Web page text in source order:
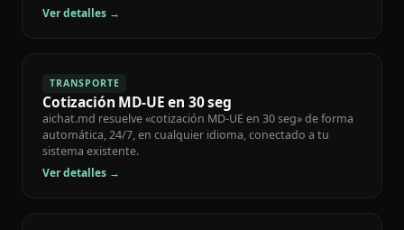
Ver detalles →
TRANSPORTE
Cotización MD-UE en 30 seg
aichat.md resuelve «cotización MD-UE en 30 seg» de forma
automática, 24/7, en cualquier idioma, conectado a tu
sistema existente.
Ver detalles →